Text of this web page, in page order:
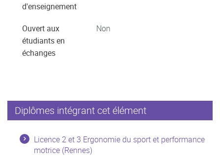
d'enseignement
Ouvert aux
étudiants en
échanges
Non
Diplômes intégrant cet élément
Licence 2 et 3 Ergonomie du sport et performance
motrice (Rennes)